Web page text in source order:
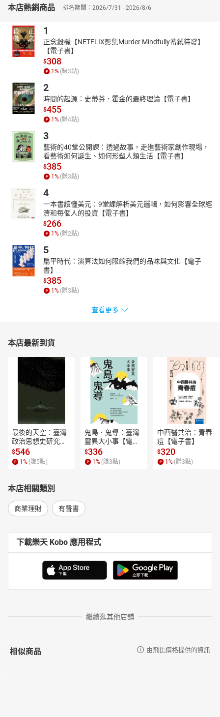
政治、商務、職場、社會、家族、夫妻、親子、朋友、採購、銷
考問題、運用靈活手腕化解衝突解決問題。
書籍內容兼顧學理、實用性、完整性，具備易讀、易懂、易學、易
用四大特色，適合自學，或是作為企業培育談判人才的首選訓練教
技巧。
【個人篇】重點在強化心理建設、培養卓越觀念、提高走上談判桌
的信心。
【學理篇】介紹雙贏談判模式與增值談判模式，學習談判學的兩大
主流模式。
【戰略篇】教你運用三大物理籌碼（TIP）：時間、資訊、權勢籌碼
贏得談判。
【戰術篇】教你運用槓桿原理有效操作三大心理籌碼 (ICE) 影響談判
【應用篇】指導新手與中級手如何準備談判，臨場反應能力，輕鬆
駕馭談判。
本書另一重點特色：運用國際案例、實戰案例、趣味案例等，除了
啟發學習者的創意思維，還能證明談判這一門學問的魅力與價值。
觀察社會上、商場上擅長談判者都是贏家，擅長談判者往往都成為
團隊領導者，組織高端管理者。談判不僅僅是談判，通過談判鍛鍊
可以提升邏輯力、表達力、溝通力、說服力、斡旋力、仲裁力、決
策力、分配力。
懂得談判、學會談判，運用談判，談判學就是人生的成功學！
有聲出版：布克文化與尚儀數位學習聯合出版
作者與朗讀者介紹
Part1第一章 談判贏了！你的人生就贏了！
Part1第二章 談判的行為模式：零和、雙贏、原則式、增值談判
Part1第三章 照著學！保證快速成為談判高手
Part2第四章 快速教你雙贏談判技巧01
Part2第四章 快速教你雙贏談判技巧02
Part2第五章 快速教你運用增值談判技巧
Part3第六章 不懂「形勢理」不會製造籌碼請你準備棄子投降
Part3第七章 時間籌碼－製造心理壓力的TTPD時間工具
Part3第八章 資訊籌碼－談判一翻兩瞪眼的利器
Part4第十章 槓桿原理：給我一個支點我可以舉起地球
Part4第十一章 給與取：交易謀略與分配藝術01
Part4第十一章 給與取：交易謀略與分配藝術02
Part5第十二章 談判新手上路3+6
本店熱銷商品 排名期間：2026/7/31 - 2026/8/6
1
正念殺機【NETFLIX影集Murder Mindfully蓄弒待發】
【電子書】
$308
1 % (賺3點)
2
時間的起源：史蒂芬．霍金的最終理論【電子書】
$455
1 % (賺4點)
3
藝術的40堂公開課：透過故事，走進藝術家創作現場，
看藝術如何誕生、如何形塑人類生活【電子書】
$385
1 % (賺3點)
4
一本書讀懂美元：9堂課解析美元邏輯，如何影響全球經
濟和每個人的投資【電子書】
$266
1 % (賺2點)
5
扁平時代：演算法如何限縮我們的品味與文化【電子
書】
$385
1 % (賺3點)
查看更多
本店最新到貨
最後的天空：臺灣
政治思想史研究
【電子書】
$546
1 % (賺5點)
鬼島．鬼導：臺灣
靈異大小事【電子
書】
$336
1 % (賺3點)
中西醫共治：青春
痘【電子書】
$320
1 % (賺3點)
本店相關類別
商業理財 有聲書
下載樂天 Kobo 應用程式
繼續逛其他店舖
相似商品 由飛比價格提供的資訊